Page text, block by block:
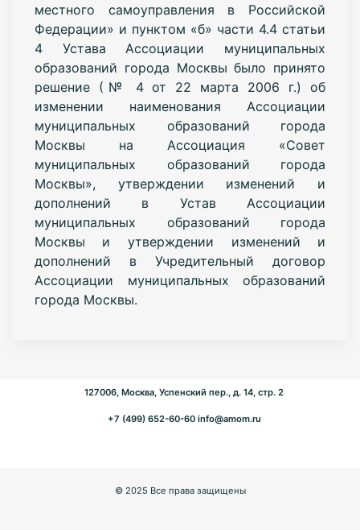
местного самоуправления в Российской
Федерации» и пунктом «б» части 4.4 статьи
4 Устава Ассоциации муниципальных
образований города Москвы было принято
решение (№ 4 от 22 марта 2006 г.) об
изменении наименования Ассоциации
муниципальных образований города
Москвы на Ассоциация «Совет
муниципальных образований города
Москвы», утверждении изменений и
дополнений в Устав Ассоциации
муниципальных образований города
Москвы и утверждении изменений и
дополнений в Учредительный договор
Ассоциации муниципальных образований
города Москвы.
127006, Москва, Успенский пер., д. 14, стр. 2
+7 (499) 652-60-60 info@amom.ru
© 2025 Все права защищены